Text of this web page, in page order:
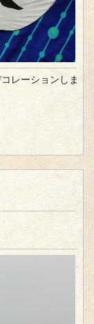
レーションしま